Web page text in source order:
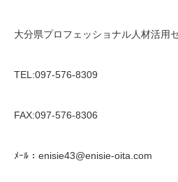
大分県プロフェッショナル人材活
TEL:097-576-8309
FAX:097-576-8306
ﾒｰﾙ：enisie43@enisie-oita.com